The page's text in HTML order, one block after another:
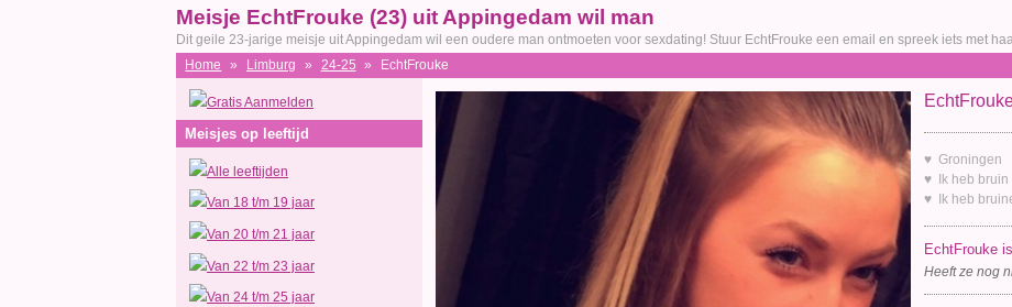
Meisje EchtFrouke (23) uit Appingedam wil man
Dit geile 23-jarige meisje uit Appingedam wil een oudere man ontmoeten voor sexdating! Stuur EchtFrouke een email en spreek iets met
Home
» Limburg » 24-25 » EchtFrouke
Gratis Aanmelden
Meisjes op leeftijd
Alle leeftijden
Van 18 t/m 19 jaar
Van 20 t/m 21 jaar
Van 22 t/m 23 jaar
Van 24 t/m 25 jaar
♥ Groningen
♥ Ik heb bruin
♥ Ik heb
EchtFrouke
Heeft ze nog